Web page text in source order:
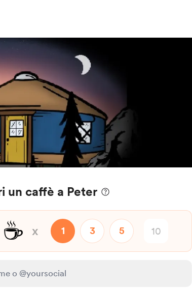
un caffè a Peter
☕ x 1 3 5